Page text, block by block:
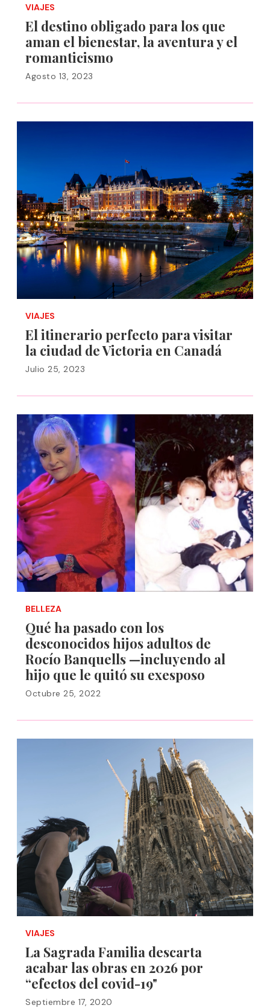
VIAJES
El destino obligado para los que
aman el bienestar, la aventura y el
romanticismo
Agosto 13, 2023
VIAJES
El itinerario perfecto para visitar
la ciudad de Victoria en Canadá
Julio 25, 2023
BELLEZA
Qué ha pasado con los
desconocidos hijos adultos de
Rocío Banquells —incluyendo al
hijo que le quitó su exesposo
Octubre 25, 2022
VIAJES
La Sagrada Familia descarta
acabar las obras en 2026 por
“efectos del covid-19"
Septiembre 17, 2020